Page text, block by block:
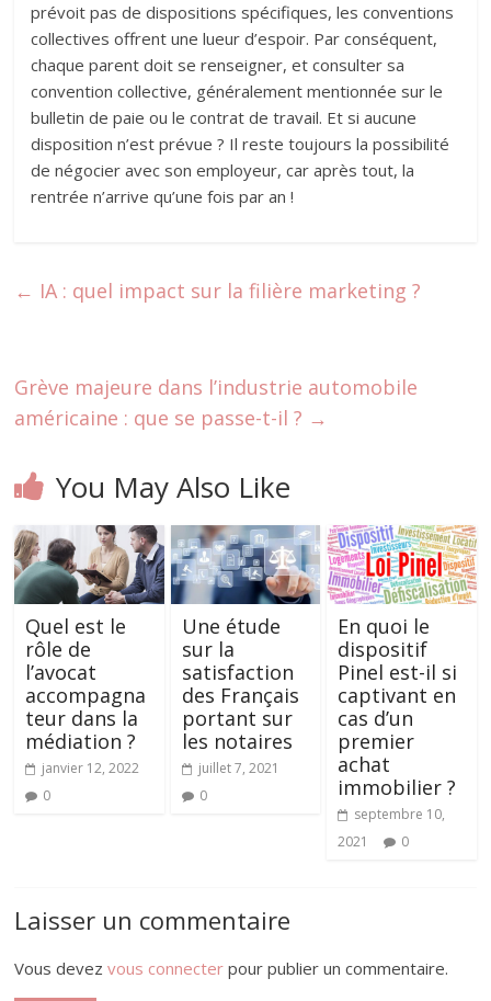
prévoit pas de dispositions spécifiques, les conventions
collectives offrent une lueur d’espoir. Par conséquent,
chaque parent doit se renseigner, et consulter sa
convention collective, généralement mentionnée sur le
bulletin de paie ou le contrat de travail. Et si aucune
disposition n’est prévue ? Il reste toujours la possibilité
de négocier avec son employeur, car après tout, la
rentrée n’arrive qu’une fois par an !
← IA : quel impact sur la filière marketing ?
Grève majeure dans l’industrie automobile
américaine : que se passe-t-il ? →
You May Also Like
Quel est le
rôle de
l’avocat
accompagna
teur dans la
médiation ?
janvier 12, 2022
0
Une étude
sur la
satisfaction
des Français
portant sur
les notaires
juillet 7, 2021
0
En quoi le
dispositif
Pinel est-il si
captivant en
cas d’un
premier
achat
immobilier ?
septembre 10,
2021
0
Laisser un commentaire
Vous devezvous connecter pour publier un commentaire.